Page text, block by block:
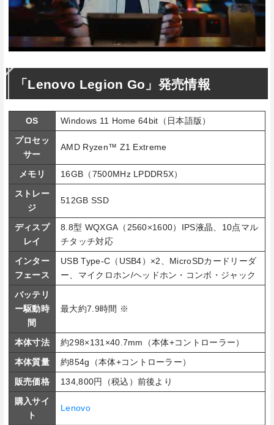
「Lenovo Legion Go」発売情報
OS
Windows 11 Home 64bit（日本語版）
プロセッ
サー
AMD Ryzen™ Z1 Extreme
メモリ
16GB（7500MHz LPDDR5X）
ストレー
ジ
512GB SSD
ディスプ
レイ
8.8型 WQXGA（2560×1600）IPS液晶、10点マル
チタッチ対応
インター
フェース
USB Type-C（USB4）×2、MicroSDカードリーダ
ー、マイクロホン/ヘッドホン・コンボ・ジャック
バッテリ
ー駆動時
間
最大約7.9時間 ※
本体寸法
約298×131×40.7mm（本体+コントローラー）
本体質量
約854g（本体+コントローラー）
販売価格
134,800円（税込）前後より
購入サイ
ト
Lenovo